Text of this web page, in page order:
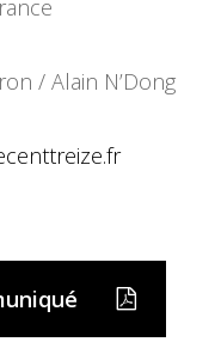
/ Alain N’Dong